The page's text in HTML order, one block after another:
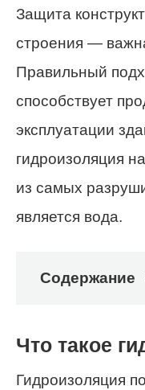
Защита
строения —
Правильный
способствует
эксплуатации
гидроизоляция
из самых
является вода.
Содержание
Что такое
Гидроизоляция